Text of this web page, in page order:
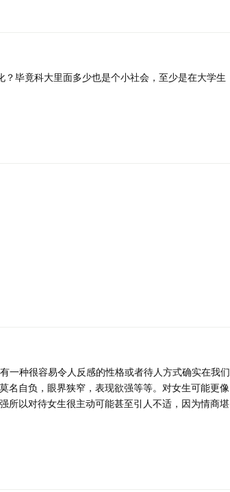
？毕竟科大里面多少也是个小社会，至少是在大学生
一种很容易令人反感的性格或者待人方式确实在我们
名自负，眼界狭窄，表现欲强等等。对女生可能更像
所以对待女生很主动可能甚至引人不适，因为情商堪